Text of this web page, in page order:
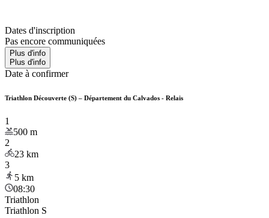
Dates d'inscription
Pas encore communiquées
Plus d'info
Plus d'info
Date à confirmer
Triathlon Découverte (S) – Département du Calvados - Relais
1
500 m
2
23 km
3
5 km
08:30
Triathlon
Triathlon S